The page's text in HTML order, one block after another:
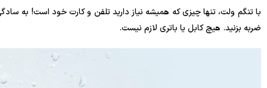
ضربه بزنید. هیچ کابل یا باتری لازم نیست.